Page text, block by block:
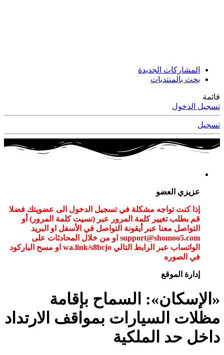
المشاركات الجديدة
بحث بالمنتديات
قائمة
تسجيل الدخول
تسجيل
عزيزي العضو
إذا كنت تواجه مشكلة في تسجيل الدخول الى عضويتك فضلا
قم بطلب تغيير كلمة المرور عبر (نسيت كلمة المرور) أو
التواصل معنا عبر أيقونة التواصل في الأسفل او البريد
support@shomoo5.com او من خلال المحادثات على
الواتساب عبر الرابط التالي wa.link/s8bcjo او مسح الباركود
في الصوره
إدارة الموقع
«الإسكان»: السماح بإقامة
مظلات السيارات بمواقف الارتداد
داخل حد الملكية